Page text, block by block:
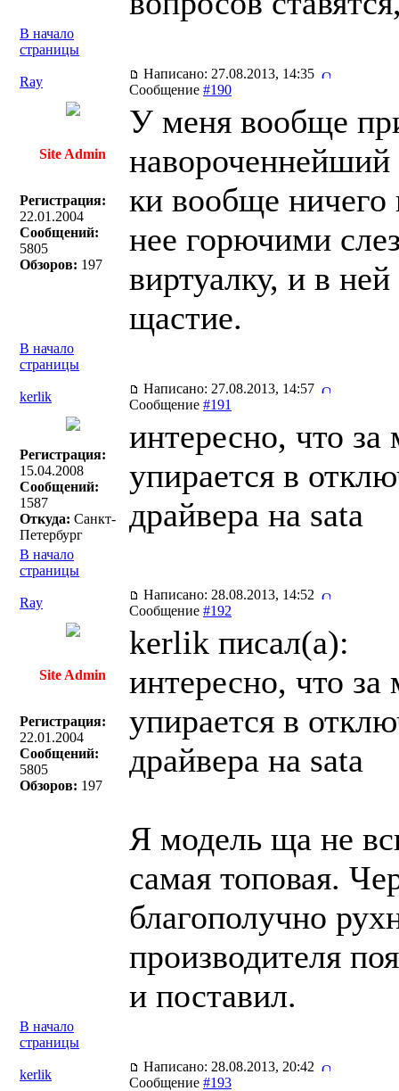
В начало
страницы
Ray
Написано: 27.08.2013, 14:35
Сообщение #190
Site Admin
Регистрация:
22.01.2004
Сообщений:
5805
Обзоров: 197
У меня вообще
ки вообще ничего
нее горючими
виртуалку, и в
щастие.
В начало
страницы
kerlik
Написано: 27.08.2013, 14:57
Сообщение #191
Регистрация:
15.04.2008
Сообщений:
1587
Откуда: Санкт-
Петербург
интересно, что
упирается в
драйвера на sata
В начало
страницы
Ray
Написано: 28.08.2013, 14:52
Сообщение #192
Site Admin
Регистрация:
22.01.2004
Сообщений:
5805
Обзоров: 197
kerlik писал(a):
интересно, что
упирается в
драйвера на sata
Я модель ща не
самая топовая.
благополучно
производителя
и поставил.
В начало
страницы
kerlik
Написано: 28.08.2013, 20:42
Сообщение #193